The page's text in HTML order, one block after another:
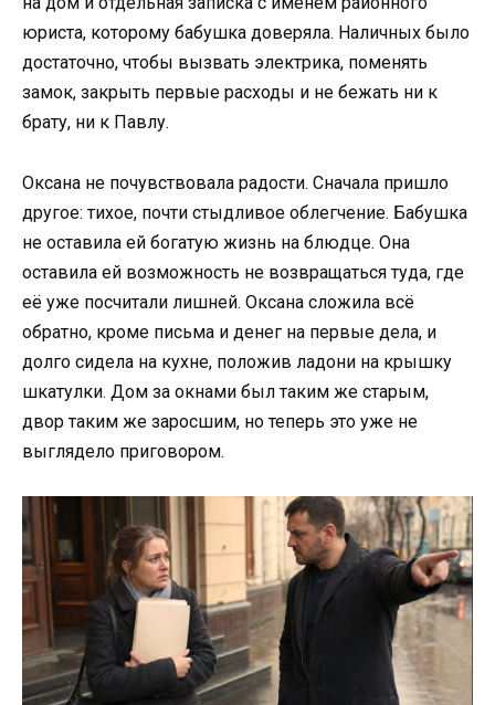
юриста, которому бабушка доверяла. Наличных было
достаточно, чтобы вызвать электрика, поменять
замок, закрыть первые расходы и не бежать ни к
брату, ни к Павлу.
Оксана не почувствовала радости. Сначала пришло
другое: тихое, почти стыдливое облегчение. Бабушка
не оставила ей богатую жизнь на блюдце. Она
оставила ей возможность не возвращаться туда, где
её уже посчитали лишней. Оксана сложила всё
обратно, кроме письма и денег на первые дела, и
долго сидела на кухне, положив ладони на крышку
шкатулки. Дом за окнами был таким же старым,
двор таким же заросшим, но теперь это уже не
выглядело приговором.